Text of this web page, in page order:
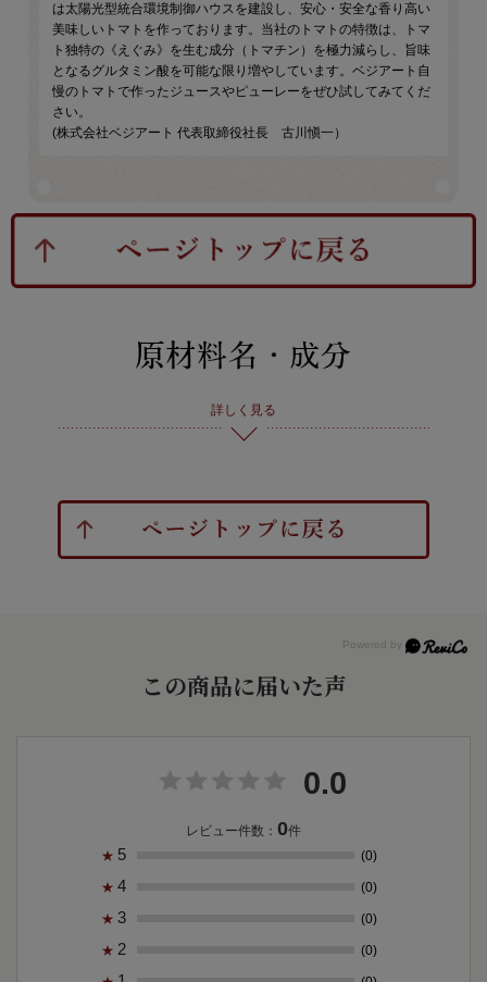
は太陽光型統合環境制御ハウスを建設し、安心・安全な香り高い
美味しいトマトを作っております。当社のトマトの特徴は、トマ
ト独特の《えぐみ》を生む成分（トマチン）を極力減らし、旨味
となるグルタミン酸を可能な限り増やしています。ベジアート自
慢のトマトで作ったジュースやピューレーをぜひ試してみてくだ
さい。
(株式会社ベジアート 代表取締役社長 古川愼一）
詳しく見る
この商品に届いた声
0.0
レビュー件数： 0件
★ 5 (0)
★ 4 (0)
★ 3 (0)
★ 2 (0)